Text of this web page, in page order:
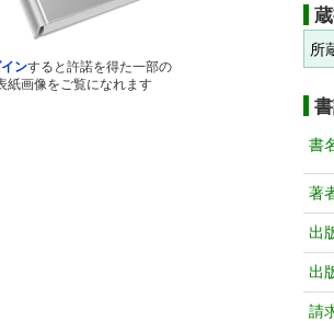
インすると許諾を得た一部の
紙画像をご覧になれます
所
書
著
出
出
請